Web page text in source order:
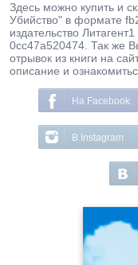
Здесь можно купить и
Убийство" в формате
издательство
0cc47a520474. Так же
отрывок из книги на
описание и
На Facebook
В Instagram